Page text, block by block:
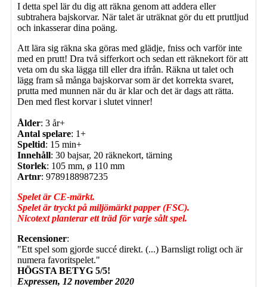
I detta spel lär du dig att räkna genom att addera eller
subtrahera bajskorvar. När talet är uträknat gör du ett pruttljud
och inkasserar dina poäng.
Att lära sig räkna ska göras med glädje, fniss och varför inte
med en prutt! Dra två sifferkort och sedan ett räknekort för att
veta om du ska lägga till eller dra ifrån. Räkna ut talet och
lägg fram så många bajskorvar som är det korrekta svaret,
prutta med munnen när du är klar och det är dags att rätta.
Den med flest korvar i slutet vinner!
Ålder: 3 år+
Antal spelare: 1+
Speltid: 15 min+
Innehåll: 30 bajsar, 20 räknekort, tärning
Storlek: 105 mm, ø 110 mm
Artnr: 9789188987235
Spelet är CE-märkt.
Spelet är tryckt på miljömärkt papper (FSC).
Nicotext planterar ett träd för varje sålt spel.
Recensioner:
"Ett spel som gjorde succé direkt. (...) Barnsligt roligt och är
numera favoritspelet."
HÖGSTA BETYG 5/5!
Expressen, 12 november 2020